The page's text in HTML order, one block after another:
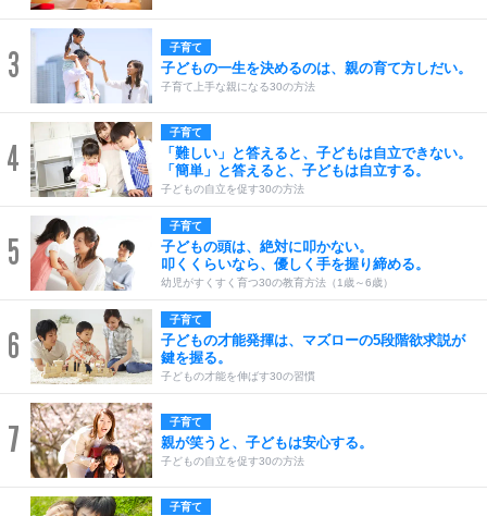
3 子育て
子どもの一生を決めるのは、親の育て方しだい。
子育て上手な親になる30の方法
4
子育て
「難しい」と答えると、子どもは自立できない。
「簡単」と答えると、子どもは自立する。
子どもの自立を促す30の方法
5
子育て
子どもの頭は、絶対に叩かない。
叩くくらいなら、優しく手を握り締める。
幼児がすくすく育つ30の教育方法（1歳～6歳）
6
子育て
子どもの才能発揮は、マズローの5段階欲求説が
鍵を握る。
子どもの才能を伸ばす30の習慣
7 子育て
親が笑うと、子どもは安心する。
子どもの自立を促す30の方法
子育て